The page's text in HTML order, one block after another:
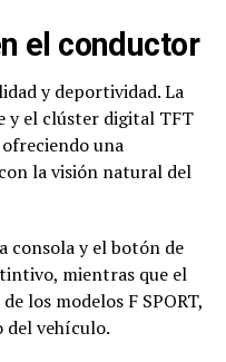
el conductor
y deportividad. La
y el clúster digital TFT
una
la visión natural del
consola y el botón de
mientras que el
los modelos F SPORT,
vehículo.